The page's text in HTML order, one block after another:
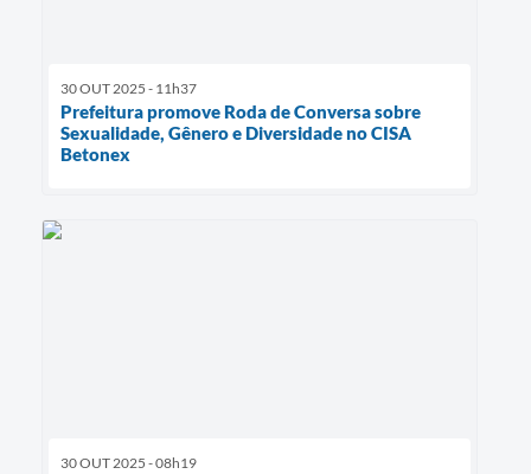
30 OUT 2025 - 11h37
Prefeitura promove Roda de Conversa sobre
Sexualidade, Gênero e Diversidade no CISA
Betonex
30 OUT 2025 - 08h19